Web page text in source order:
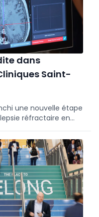
dans
Saint-
une nouvelle étape
réfractaire en
25 juin dernier.